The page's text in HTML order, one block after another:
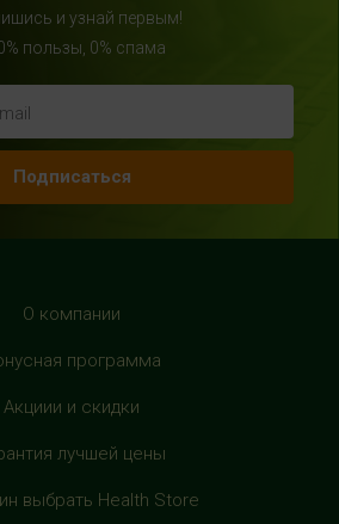
"Райкин Плаза"
выходных)
"Филион"
и узнай первым!
пользы, 0% спама
Подписаться
О компании
программа
Акциии и скидки
лучшей цены
выбрать Health Store